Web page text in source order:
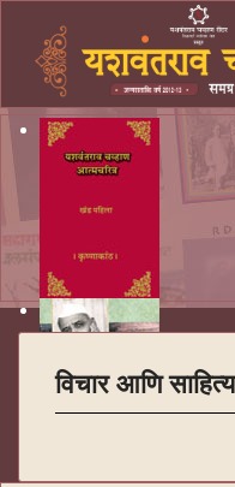
विचार आणि साहित्य